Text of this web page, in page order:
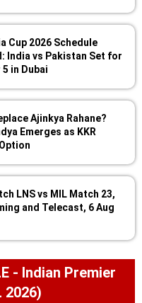
Cup 2026 Schedule
India vs Pakistan Set for
in Dubai
Ajinkya Rahane?
Emerges as KKR
LNS vs MIL Match 23,
and Telecast, 6 Aug
- Indian Premier
2026)